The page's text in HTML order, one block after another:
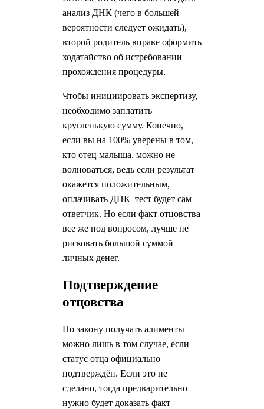
анализ ДНК (чего в большей
вероятности следует ожидать),
второй родитель вправе оформить
ходатайство об истребовании
прохождения процедуры.
Чтобы инициировать экспертизу,
необходимо заплатить
кругленькую сумму. Конечно,
если вы на 100% уверены в том,
кто отец малыша, можно не
волноваться, ведь если результат
окажется положительным,
оплачивать ДНК–тест будет сам
ответчик. Но если факт отцовства
все же под вопросом, лучше не
рисковать большой суммой
личных денег.
Подтверждение
отцовства
По закону получать алименты
можно лишь в том случае, если
статус отца официально
подтверждён. Если это не
сделано, тогда предварительно
нужно будет доказать факт